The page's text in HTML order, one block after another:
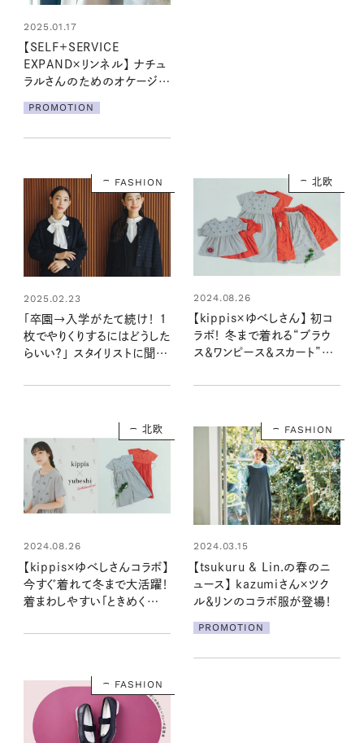
2025.01.17
【SELF+SERVICE
EXPAND×リンネル】 ナチュ
ラルさんのためのオケージョ
PROMOTION
FASHION
2025.02.23
「卒園→入学がたて続け！ 1
枚でやりくりするにはどうした
らいい？」 スタイリストに聞い
わす方法】
北欧
2024.08.26
【kippis×ゆべしさん】 初コ
ラボ！ 冬まで着れる“ブラウ
ス＆ワンピース＆スカート”の
北欧
2024.08.26
【kippis×ゆべしさんコラボ】
今すぐ着れて冬まで大活躍！
着まわしやすい「ときめく花
FASHION
2024.03.15
【tsukuru & Lin.の春のニ
ュース】 kazumiさん×ツク
ル＆リンのコラボ服が登場！
PROMOTION
FASHION